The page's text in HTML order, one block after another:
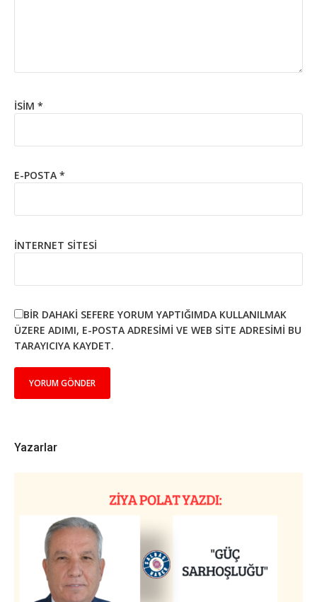
İSIM *
E-POSTA *
İNTERNET SITESI
BIR DAHAKI SEFERE YORUM YAPTIĞIMDA KULLANILMAK
ÜZERE ADIMI, E-POSTA ADRESIMI VE WEB SITE ADRESIMI BU
TARAYICIYA KAYDET.
Yazarlar